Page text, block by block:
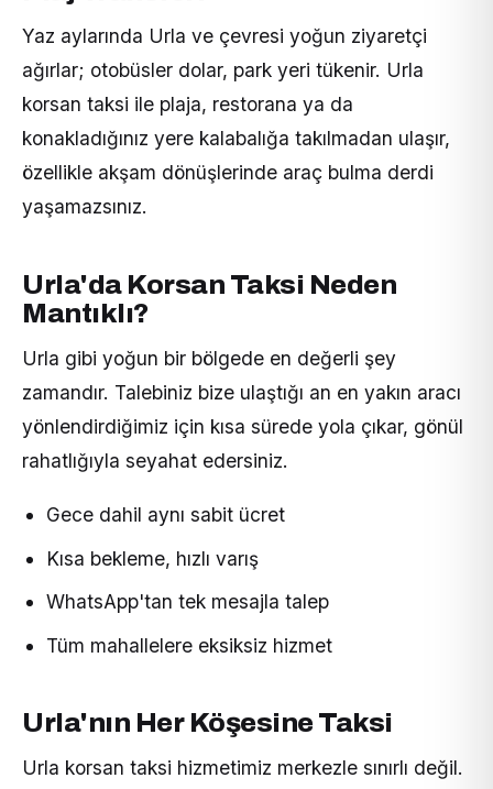
Yaz aylarında Urla ve çevresi yoğun ziyaretçi
ağırlar; otobüsler dolar, park yeri tükenir. Urla
korsan taksi ile plaja, restorana ya da
konakladığınız yere kalabalığa takılmadan ulaşır,
özellikle akşam dönüşlerinde araç bulma derdi
yaşamazsınız.
Urla'da Korsan Taksi Neden
Mantıklı?
Urla gibi yoğun bir bölgede en değerli şey
zamandır. Talebiniz bize ulaştığı an en yakın aracı
yönlendirdiğimiz için kısa sürede yola çıkar, gönül
rahatlığıyla seyahat edersiniz.
Gece dahil aynı sabit ücret
Kısa bekleme, hızlı varış
WhatsApp'tan tek mesajla talep
Tüm mahallelere eksiksiz hizmet
Urla'nın Her Köşesine Taksi
Urla korsan taksi hizmetimiz merkezle sınırlı değil.